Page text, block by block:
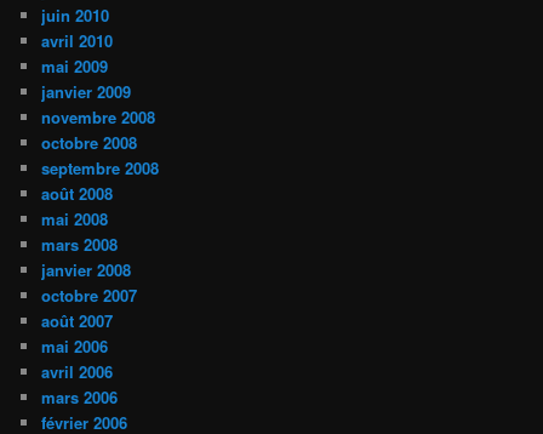
juin 2010
avril 2010
mai 2009
janvier 2009
novembre 2008
octobre 2008
septembre 2008
août 2008
mai 2008
mars 2008
janvier 2008
octobre 2007
août 2007
mai 2006
avril 2006
mars 2006
février 2006